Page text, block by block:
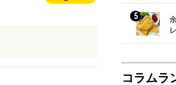
5
コラムラ